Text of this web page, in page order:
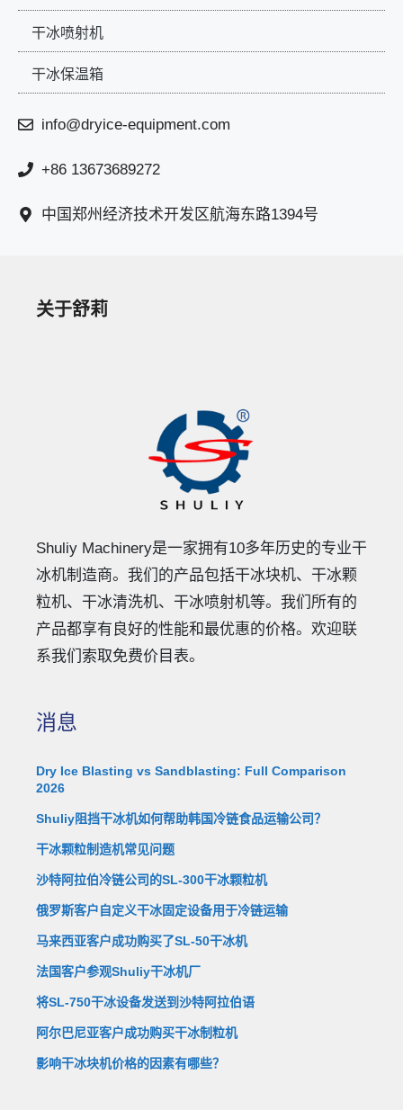
干冰喷射机
干冰保温箱
info@dryice-equipment.com
+86 13673689272
中国郑州经济技术开发区航海东路1394号
关于舒莉
Shuliy Machinery是一家拥有10多年历史的专业干
冰机制造商。我们的产品包括干冰块机、干冰颗
粒机、干冰清洗机、干冰喷射机等。我们所有的
产品都享有良好的性能和最优惠的价格。欢迎联
系我们索取免费价目表。
消息
Dry Ice Blasting vs Sandblasting: Full Comparison
2026
Shuliy阻挡干冰机如何帮助韩国冷链食品运输公司？
干冰颗粒制造机常见问题
沙特阿拉伯冷链公司的SL-300干冰颗粒机
俄罗斯客户自定义干冰固定设备用于冷链运输
马来西亚客户成功购买了SL-50干冰机
法国客户参观Shuliy干冰机厂
将SL-750干冰设备发送到沙特阿拉伯语
阿尔巴尼亚客户成功购买干冰制粒机
影响干冰块机价格的因素有哪些？